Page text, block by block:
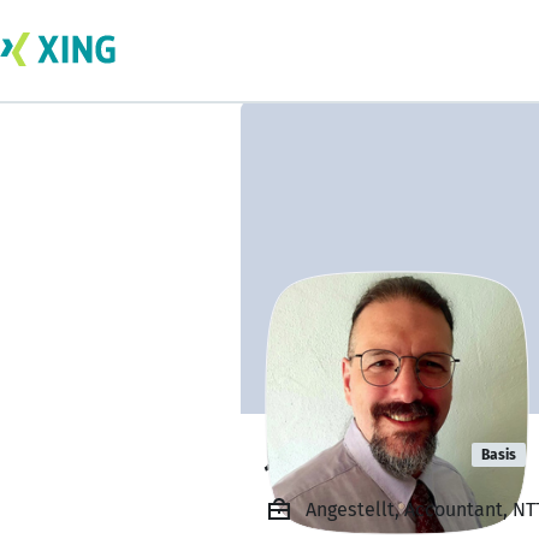
Jesse Folsom Basis
Angestellt, Accountant, NTT